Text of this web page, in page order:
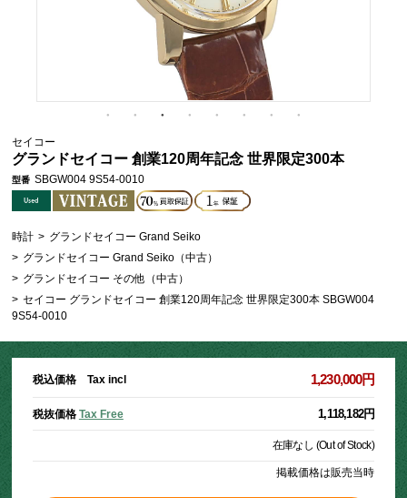
セイコー
グランドセイコー 創業120周年記念 世界限定300本
型番 SBGW004 9S54-0010
時計 > グランドセイコー Grand Seiko
> グランドセイコー Grand Seiko（中古）
> グランドセイコー その他（中古）
> セイコー グランドセイコー 創業120周年記念 世界限定300本 SBGW004
9S54-0010
税込価格 Tax incl 1,230,000円
税抜価格 Tax Free 1,118,182円
在庫なし (Out of Stock)
掲載価格は販売当時